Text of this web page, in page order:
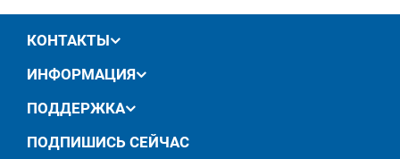
КОНТАКТЫ
ИНФОРМАЦИЯ
ПОДДЕРЖКА
ПОДПИШИСЬ СЕЙЧАС